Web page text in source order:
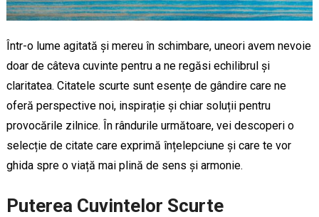
Într-o lume agitată și mereu în schimbare, uneori avem nevoie
doar de câteva cuvinte pentru a ne regăsi echilibrul și
claritatea. Citatele scurte sunt esențe de gândire care ne
oferă perspective noi, inspirație și chiar soluții pentru
provocările zilnice. În rândurile următoare, vei descoperi o
selecție de citate care exprimă înțelepciune și care te vor
ghida spre o viață mai plină de sens și armonie.
Puterea Cuvintelor Scurte